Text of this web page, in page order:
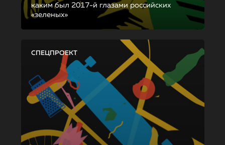
каким был 2017-й глазами российских
«зеленых»
СПЕЦПРОЕКТ